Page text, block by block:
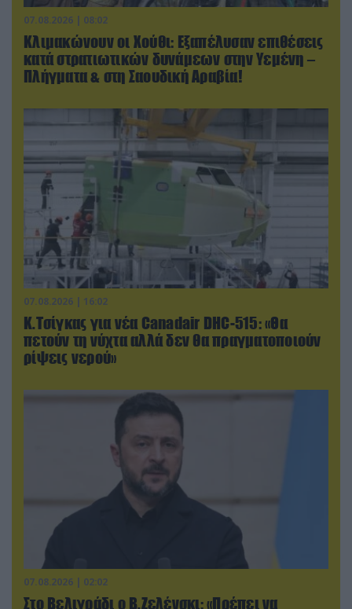
07.08.2026 | 08:02
Κλιμακώνουν οι Χούθι: Eξαπέλυσαν επιθέσεις
κατά στρατιωτικών δυνάμεων στην Υεμένη –
Πλήγματα & στη Σαουδική Αραβία!
07.08.2026 | 16:02
Κ.Τσίγκας για νέα Canadair DHC-515: «Θα
πετούν τη νύχτα αλλά δεν θα πραγματοποιούν
ρίψεις νερού»
07.08.2026 | 02:02
Στο Βελιγράδι ο Β.Ζελένσκι: «Πρέπει να